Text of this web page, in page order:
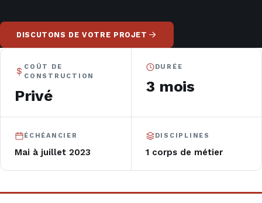
DISCUTONS DE VOTRE PROJET
COÛT DE
CONSTRUCTION
Privé
DURÉE
3 mois
ÉCHÉANCIER
Mai à juillet 2023
DISCIPLINES
1 corps de métier